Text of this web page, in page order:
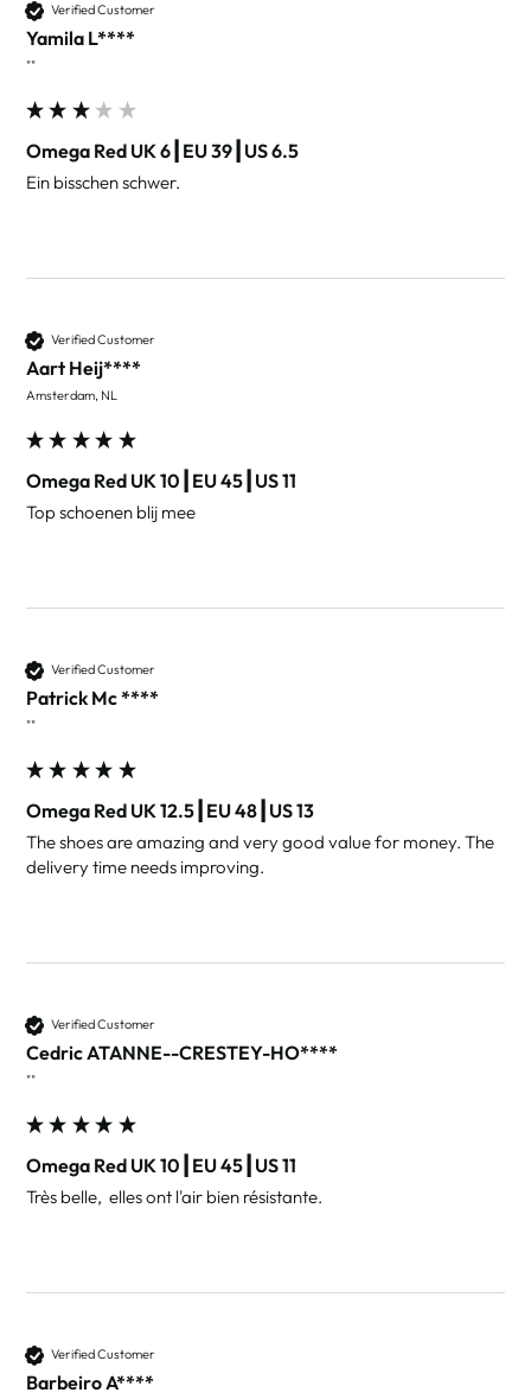
Verified Customer
Yamila L****
""
Omega Red UK 6┃EU 39┃US 6.5
Ein bisschen schwer.
Verified Customer
Aart Heij****
Amsterdam, NL
Omega Red UK 10┃EU 45┃US 11
Top schoenen blij mee
Verified Customer
Patrick Mc ****
""
Omega Red UK 12.5┃EU 48┃US 13
The shoes are amazing and very good value for money. The
delivery time needs improving.
Verified Customer
Cedric ATANNE--CRESTEY-HO****
""
Omega Red UK 10┃EU 45┃US 11
Très belle,  elles ont l'air bien résistante.
Verified Customer
Barbeiro A****